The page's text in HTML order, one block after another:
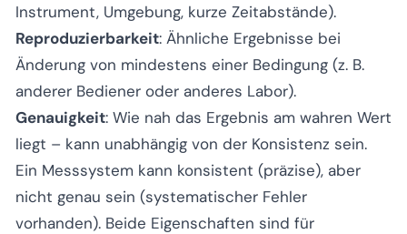
Instrument, Umgebung, kurze Zeitabstände).
Reproduzierbarkeit: Ähnliche Ergebnisse bei
Änderung von mindestens einer Bedingung (z. B.
anderer Bediener oder anderes Labor).
Genauigkeit: Wie nah das Ergebnis am wahren Wert
liegt – kann unabhängig von der Konsistenz sein.
Ein Messsystem kann konsistent (präzise), aber
nicht genau sein (systematischer Fehler
vorhanden). Beide Eigenschaften sind für